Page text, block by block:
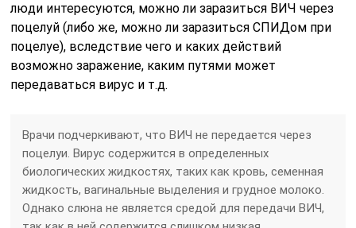
люди интересуются, можно ли заразиться ВИЧ через
поцелуй (либо же, можно ли заразиться СПИДом при
поцелуе), вследствие чего и каких действий
возможно заражение, каким путями может
передаваться вирус и т.д.
Врачи подчеркивают, что ВИЧ не передается через
поцелуи. Вирус содержится в определенных
биологических жидкостях, таких как кровь, семенная
жидкость, вагинальные выделения и грудное молоко.
Однако слюна не является средой для передачи ВИЧ,